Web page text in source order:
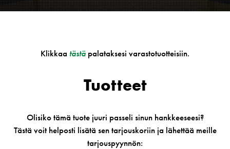
Klikkaa tästä palataksesi varastotuotteisiin.
Tuotteet
Olisiko tämä tuote juuri passeli sinun hankkeeseesi?
Tästä voit helposti lisätä sen tarjouskoriin ja lähettää meille
tarjouspyynnön: